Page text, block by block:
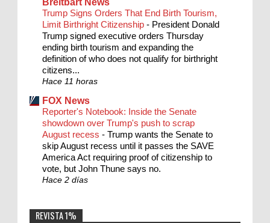
Breitbart News
Trump Signs Orders That End Birth Tourism,
Limit Birthright Citizenship - President Donald
Trump signed executive orders Thursday
ending birth tourism and expanding the
definition of who does not qualify for birthright
citizens...
Hace 11 horas
FOX News
Reporter's Notebook: Inside the Senate
showdown over Trump's push to scrap
August recess - Trump wants the Senate to
skip August recess until it passes the SAVE
America Act requiring proof of citizenship to
vote, but John Thune says no.
Hace 2 días
REVISTA 1%